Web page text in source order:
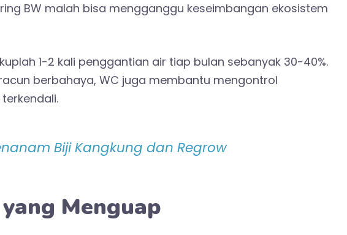
BW malah bisa mengganggu keseimbangan ekosistem
1-2 kali penggantian air tiap bulan sebanyak 30-40%.
berbahaya, WC juga membantu mengontrol
Biji Kangkung dan Regrow
Menguap